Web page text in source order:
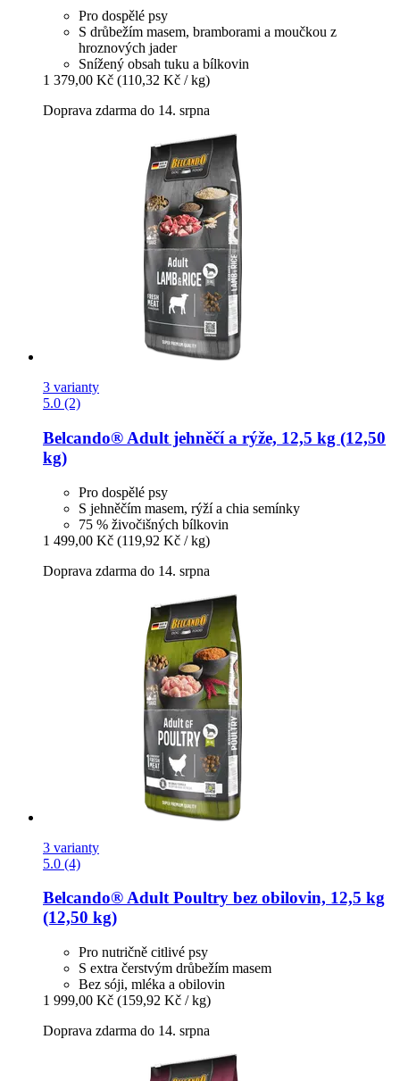
Pro dospělé psy
S drůbežím masem, bramborami a moučkou z
hroznových jader
Snížený obsah tuku a bílkovin
1 379,00 Kč (110,32 Kč / kg)
Doprava zdarma do 14. srpna
3 varianty
5.0 (2)
Belcando® Adult jehněčí a rýže, 12,5 kg (12,50
kg)
Pro dospělé psy
S jehněčím masem, rýží a chia semínky
75 % živočišných bílkovin
1 499,00 Kč (119,92 Kč / kg)
Doprava zdarma do 14. srpna
3 varianty
5.0 (4)
Belcando®Adult Poultry bez obilovin, 12,5 kg
(12,50 kg)
Pro nutričně citlivé psy
S extra čerstvým drůbežím masem
Bez sóji, mléka a obilovin
1 999,00 Kč (159,92 Kč / kg)
Doprava zdarma do 14. srpna